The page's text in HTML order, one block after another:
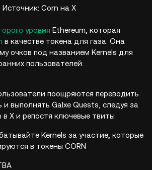
Источник: Corn на X
уровня Ethereum, которая
в качестве токена для газа. Она
очков под названием Kernels для
пользователей.
поощряются переводить
и выполнять Galxe Quests, следуя за
в X и репостя ключевые твиты
Kernels за участие, которые
в токены CORN